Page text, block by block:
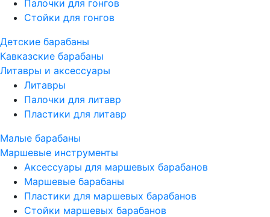
Палочки для гонгов
Стойки для гонгов
Детские барабаны
Кавказские барабаны
Литавры и аксессуары
Литавры
Палочки для литавр
Пластики для литавр
Малые барабаны
Маршевые инструменты
Аксессуары для маршевых барабанов
Маршевые барабаны
Пластики для маршевых барабанов
Стойки маршевых барабанов